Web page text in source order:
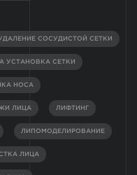
СОСУДИСТОЙ СЕТКИ
УСТАНОВКА СЕТКИ
НОСА
ЛИЦА ЛИФТИНГ
ЛИПОМОДЕЛИРОВАНИЕ
ЛИЦА